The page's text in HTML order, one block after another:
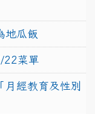
地瓜飯
22菜單
經教育及性別